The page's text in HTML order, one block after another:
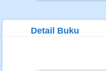
Detail Buku